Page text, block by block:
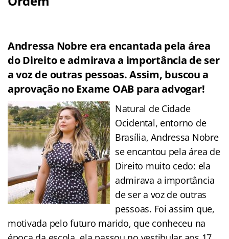
Andressa Nobre era encantada pela área
do Direito e admirava a importância de ser
a voz de outras pessoas. Assim, buscou a
aprovação no Exame OAB para advogar!
Natural de Cidade
Ocidental, entorno de
Brasília, Andressa Nobre
se encantou pela área de
Direito muito cedo: ela
admirava a importância
de ser a voz de outras
pessoas. Foi assim que,
motivada pelo futuro marido, que conheceu na